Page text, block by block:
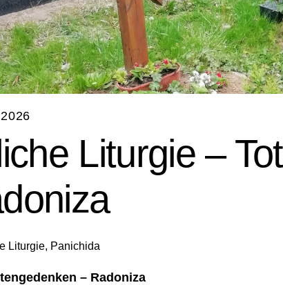
Liturgie –
Liturgie, Panichida
– Radoniza